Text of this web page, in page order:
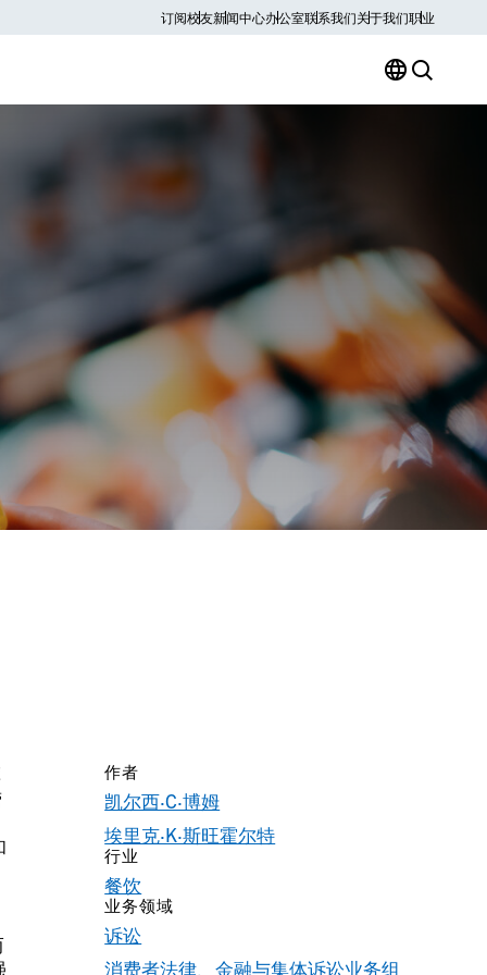
订阅校友新闻中心办公室联系我们关于我们职业
作者
凯尔西·C·博姆
埃里克·K·斯旺霍尔特
行业
餐饮
业务领域
诉讼
消费者法律、金融与集体诉讼业务组